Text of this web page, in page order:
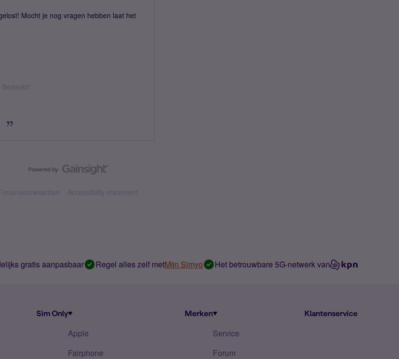
Mocht je nog vragen hebben laat het
Accessibility statement
gratis aanpasbaar Regel alles zelf metMijn Simyo Het betrouwbare 5G-netwerk van
Sim Only Merken
Apple
Fairphone
Klantenservice
Service
Forum